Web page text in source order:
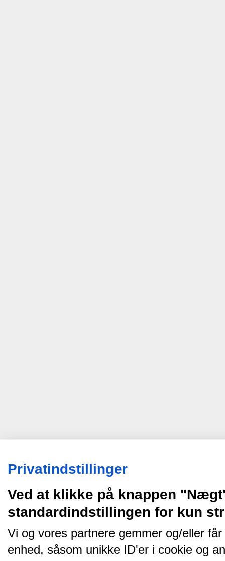
Privatindstillinger
Ved at klikke på knappen
standardindstillingen for kun
Vi og vores partnere gemmer og/eller
enhed, såsom unikke ID'er i cookie og